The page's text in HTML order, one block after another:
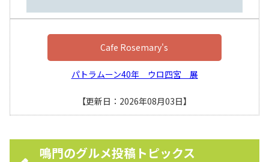
Cafe Rosemary's
パトラムーン40年 ウロ四宮 展
【更新日：2026年08月03日】
鳴門のグルメ投稿トピックス